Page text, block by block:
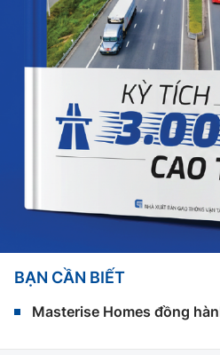
BẠN CẦN BIẾT
Masterise Homes đồng